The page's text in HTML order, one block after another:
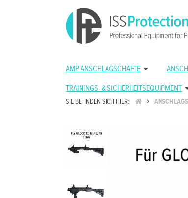
AMP ANSCHLAGSCHÄFTE
TRAININGS- & SICHERHEITSEQUIPMENT
SIE BEFINDEN SICH HIER: